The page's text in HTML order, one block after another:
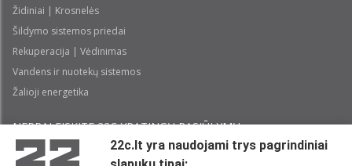
Židiniai | Krosnelės
Šildymo sistemos priedai
Rekuperacija | Vėdinimas
Vandens ir nuotekų sistemos
Žalioji energetika
NEPRALEISKITE 22С YPATINGŲ PASIŪLYMŲ:
22c.lt yra naudojami trys pagrindiniai